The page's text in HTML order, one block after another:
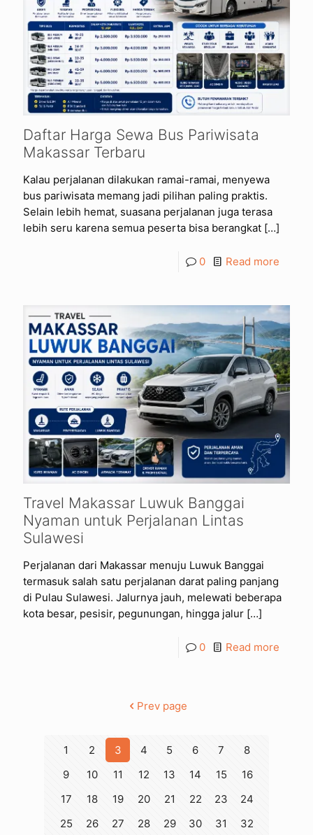
Daftar Harga Sewa Bus Pariwisata
Makassar Terbaru
Kalau perjalanan dilakukan ramai-ramai, menyewa
bus pariwisata memang jadi pilihan paling praktis.
Selain lebih hemat, suasana perjalanan juga terasa
lebih seru karena semua peserta bisa berangkat […]
0 Read more
Travel Makassar Luwuk Banggai
Nyaman untuk Perjalanan Lintas
Sulawesi
Perjalanan dari Makassar menuju Luwuk Banggai
termasuk salah satu perjalanan darat paling panjang
di Pulau Sulawesi. Jalurnya jauh, melewati beberapa
kota besar, pesisir, pegunungan, hingga jalur […]
0 Read more
Prev page
1 2 3 4 5 6 7
8
9
10 11 12 13 14 15
16
17
18 19 20 21 22 23
24
25
26 27 28 29 30 31 32